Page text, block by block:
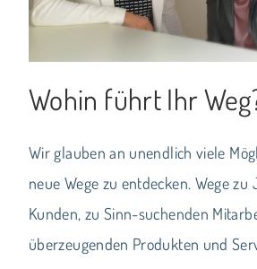
Wohin führt Ihr
Wir glauben an unendlich viele
neue Wege zu entdecken. Wege zu
Kunden, zu Sinn-suchenden
überzeugenden Produkten und